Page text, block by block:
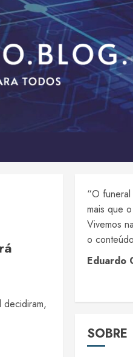
decidiram,
“O
mais que
Vivemos
o
Eduardo
SOBRE